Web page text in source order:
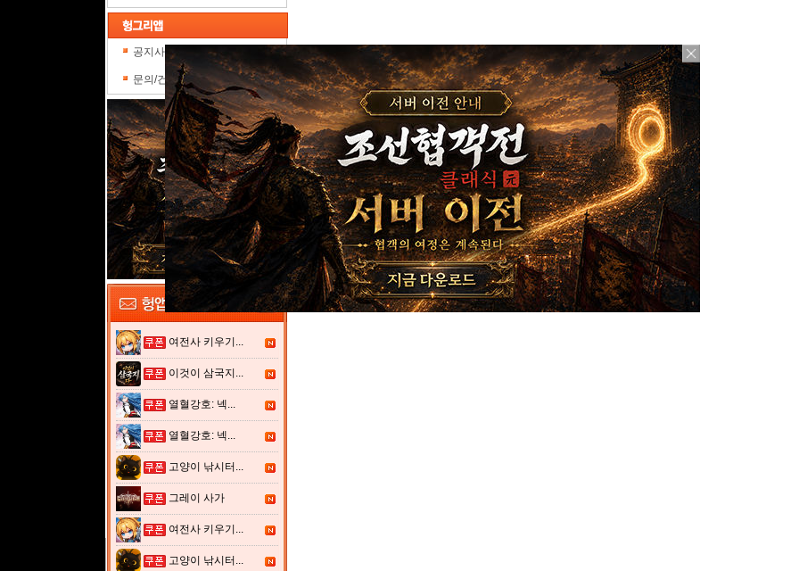
공지사항
문의/건의
여전사 키우기...
이것이 삼국지...
열혈강호: 넥...
열혈강호: 넥...
고양이 낚시터...
그레이 사가
여전사 키우기...
고양이 낚시터...